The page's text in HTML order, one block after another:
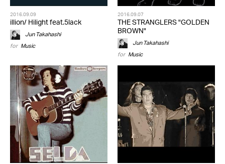
2016.09.09
illion/ Hilight feat.5lack
Jun Takahashi
for Music
2016.09.07
THE STRANGLERS "GOLDEN
BROWN"
Jun Takahashi
for Music